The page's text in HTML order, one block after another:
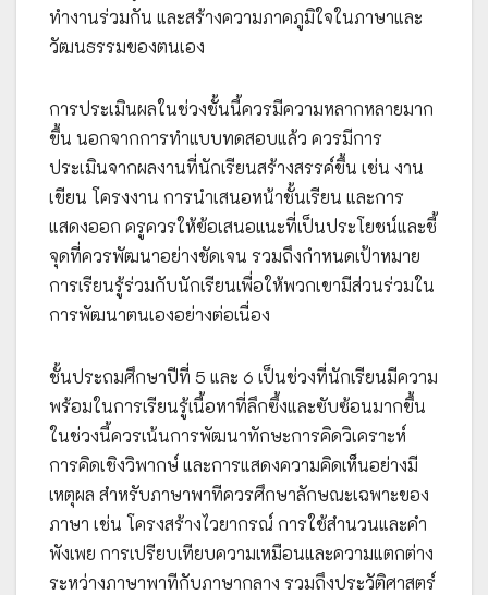
ทำงานร่วมกัน และสร้างความภาคภูมิใจในภาษาและ
วัฒนธรรมของตนเอง
การประเมินผลในช่วงชั้นนี้ควรมีความหลากหลายมาก
ขึ้น นอกจากการทำแบบทดสอบแล้ว ควรมีการ
ประเมินจากผลงานที่นักเรียนสร้างสรรค์ขึ้น เช่น งาน
เขียน โครงงาน การนำเสนอหน้าชั้นเรียน และการ
แสดงออก ครูควรให้ข้อเสนอแนะที่เป็นประโยชน์และชี้
จุดที่ควรพัฒนาอย่างชัดเจน รวมถึงกำหนดเป้าหมาย
การเรียนรู้ร่วมกับนักเรียนเพื่อให้พวกเขามีส่วนร่วมใน
การพัฒนาตนเองอย่างต่อเนื่อง
ชั้นประถมศึกษาปีที่ 5 และ 6 เป็นช่วงที่นักเรียนมีความ
พร้อมในการเรียนรู้เนื้อหาที่ลึกซึ้งและซับซ้อนมากขึ้น
ในช่วงนี้ควรเน้นการพัฒนาทักษะการคิดวิเคราะห์
การคิดเชิงวิพากษ์ และการแสดงความคิดเห็นอย่างมี
เหตุผล สำหรับภาษาพาทีควรศึกษาลักษณะเฉพาะของ
ภาษา เช่น โครงสร้างไวยากรณ์ การใช้สำนวนและคำ
พังเพย การเปรียบเทียบความเหมือนและความแตกต่าง
ระหว่างภาษาพาทีกับภาษากลาง รวมถึงประวัติศาสตร์